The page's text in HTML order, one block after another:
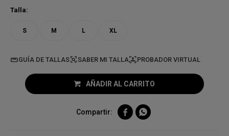
Talla:
S M L XL
GUÍA DE TALLAS PROBADOR VIRTUAL
AÑADIR AL CARRITO
 